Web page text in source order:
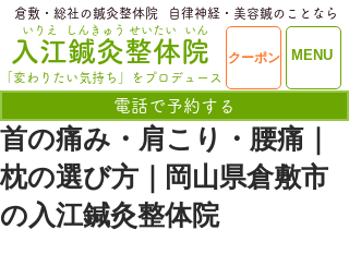
ME
​入江鍼灸整体院
いりえ
MENU
クーポン
電話で予約する
せいたい
しんきゅう いん
「変わりたい気持ち」をプロデュース
​倉敷・総社の鍼灸整体院 ​自律神経・美容鍼のことなら
首の痛み・肩こり・腰痛｜
枕の選び方｜岡山県倉敷市
の入江鍼灸整体院